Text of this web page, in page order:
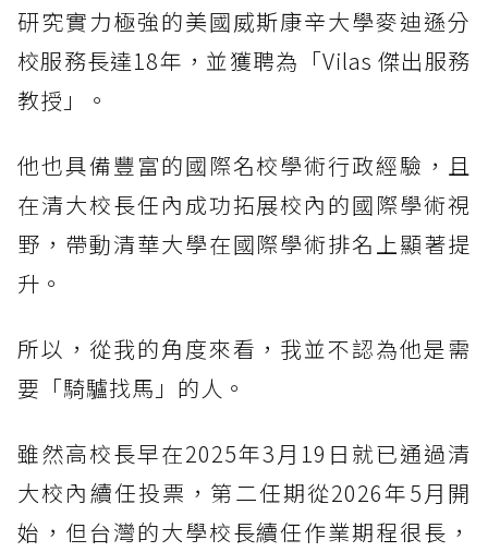
研究實力極強的美國威斯康辛大學麥迪遜分
校服務長達18年，並獲聘為「Vilas 傑出服務
教授」。
他也具備豐富的國際名校學術行政經驗，且
在清大校長任內成功拓展校內的國際學術視
野，帶動清華大學在國際學術排名上顯著提
升。
所以，從我的角度來看，我並不認為他是需
要「騎驢找馬」的人。
雖然高校長早在2025年3月19日就已通過清
大校內續任投票，第二任期從2026年5月開
始，但台灣的大學校長續任作業期程很長，